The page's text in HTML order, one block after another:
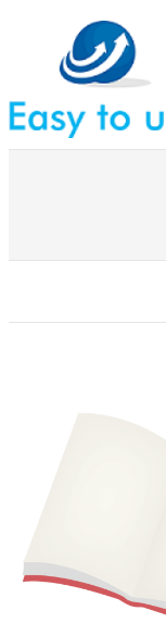
キ
ッ